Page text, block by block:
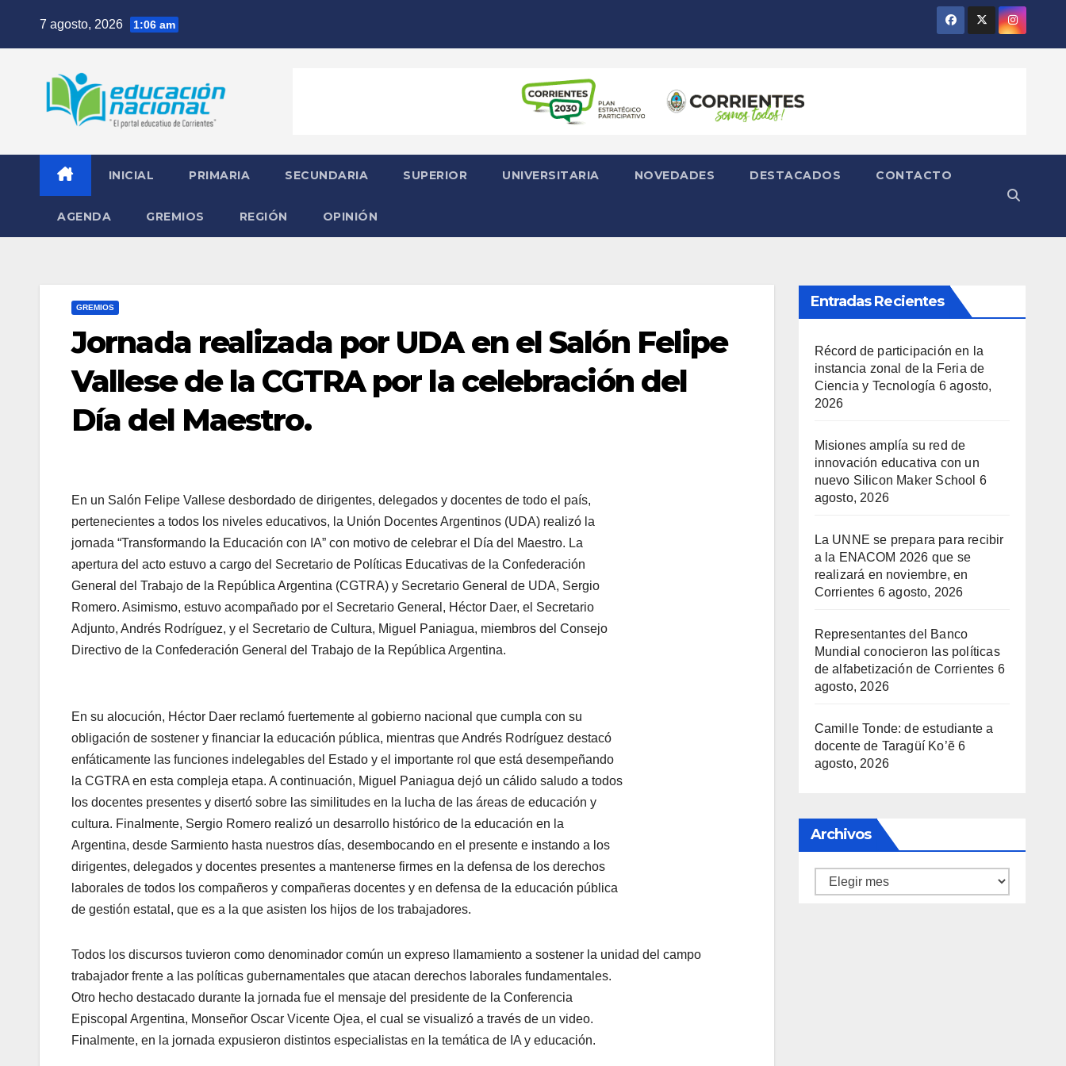
7 agosto, 2026 1:06 am
INICIAL PRIMARIA SECUNDARIA SUPERIOR UNIVERSITARIA NOVEDADES DESTACADOS CONTACTO
AGENDA GREMIOS REGIÓN OPINIÓN
GREMIOS
Jornada realizada por UDA en el Salón Felipe
Vallese de la CGTRA por la celebración del
Día del Maestro.
En un Salón Felipe Vallese desbordado de dirigentes, delegados y docentes de todo el país,
pertenecientes a todos los niveles educativos, la Unión Docentes Argentinos (UDA) realizó la
jornada “Transformando la Educación con IA” con motivo de celebrar el Día del Maestro. La
apertura del acto estuvo a cargo del Secretario de Políticas Educativas de la Confederación
General del Trabajo de la República Argentina (CGTRA) y Secretario General de UDA, Sergio
Romero. Asimismo, estuvo acompañado por el Secretario General, Héctor Daer, el Secretario
Adjunto, Andrés Rodríguez, y el Secretario de Cultura, Miguel Paniagua, miembros del Consejo
Directivo de la Confederación General del Trabajo de la República Argentina.
En su alocución, Héctor Daer reclamó fuertemente al gobierno nacional que cumpla con su
obligación de sostener y financiar la educación pública, mientras que Andrés Rodríguez destacó
enfáticamente las funciones indelegables del Estado y el importante rol que está desempeñando
la CGTRA en esta compleja etapa. A continuación, Miguel Paniagua dejó un cálido saludo a todos
los docentes presentes y disertó sobre las similitudes en la lucha de las áreas de educación y
cultura. Finalmente, Sergio Romero realizó un desarrollo histórico de la educación en la
Argentina, desde Sarmiento hasta nuestros días, desembocando en el presente e instando a los
dirigentes, delegados y docentes presentes a mantenerse firmes en la defensa de los derechos
laborales de todos los compañeros y compañeras docentes y en defensa de la educación pública
de gestión estatal, que es a la que asisten los hijos de los trabajadores.
Todos los discursos tuvieron como denominador común un expreso llamamiento a sostener la unidad del campo
trabajador frente a las políticas gubernamentales que atacan derechos laborales fundamentales.
Otro hecho destacado durante la jornada fue el mensaje del presidente de la Conferencia
Episcopal Argentina, Monseñor Oscar Vicente Ojea, el cual se visualizó a través de un video.
Finalmente, en la jornada expusieron distintos especialistas en la temática de IA y educación.
Entradas Recientes
Récord de participación en la
instancia zonal de la Feria de
Ciencia y Tecnología 6 agosto,
2026
Misiones amplía su red de
innovación educativa con un
nuevo Silicon Maker School 6
agosto, 2026
La UNNE se prepara para recibir
a la ENACOM 2026 que se
realizará en noviembre, en
Corrientes 6 agosto, 2026
Representantes del Banco
Mundial conocieron las políticas
de alfabetización de Corrientes 6
agosto, 2026
Camille Tonde: de estudiante a
docente de Taragüí Ko’ẽ 6
agosto, 2026
Archivos
Archivos